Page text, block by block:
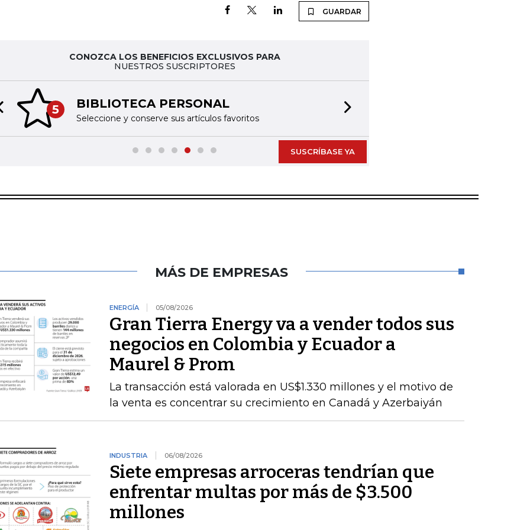
GUARDAR
CONOZCA LOS BENEFICIOS EXCLUSIVOS PARA
NUESTROS SUSCRIPTORES
5 BIBLIOTECA PERSONAL
Seleccione y conserve sus artículos favoritos
slide
SUSCRÍBASE YA
MÁS DE EMPRESAS
ENERGÍA 05/08/2026
Gran Tierra Energy va a vender todos sus
negocios en Colombia y Ecuador a
Maurel & Prom
La transacción está valorada en US$1.330 millones y el motivo de
la venta es concentrar su crecimiento en Canadá y Azerbaiyán
INDUSTRIA 06/08/2026
Siete empresas arroceras tendrían que
enfrentar multas por más de $3.500
millones